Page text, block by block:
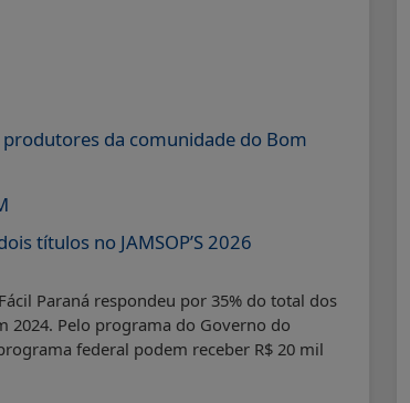
da comunidade do Bom
títulos no JAMSOP’S 2026
Paraná respondeu por 35% do total dos
2024. Pelo programa do Governo do
federal podem receber R$ 20 mil